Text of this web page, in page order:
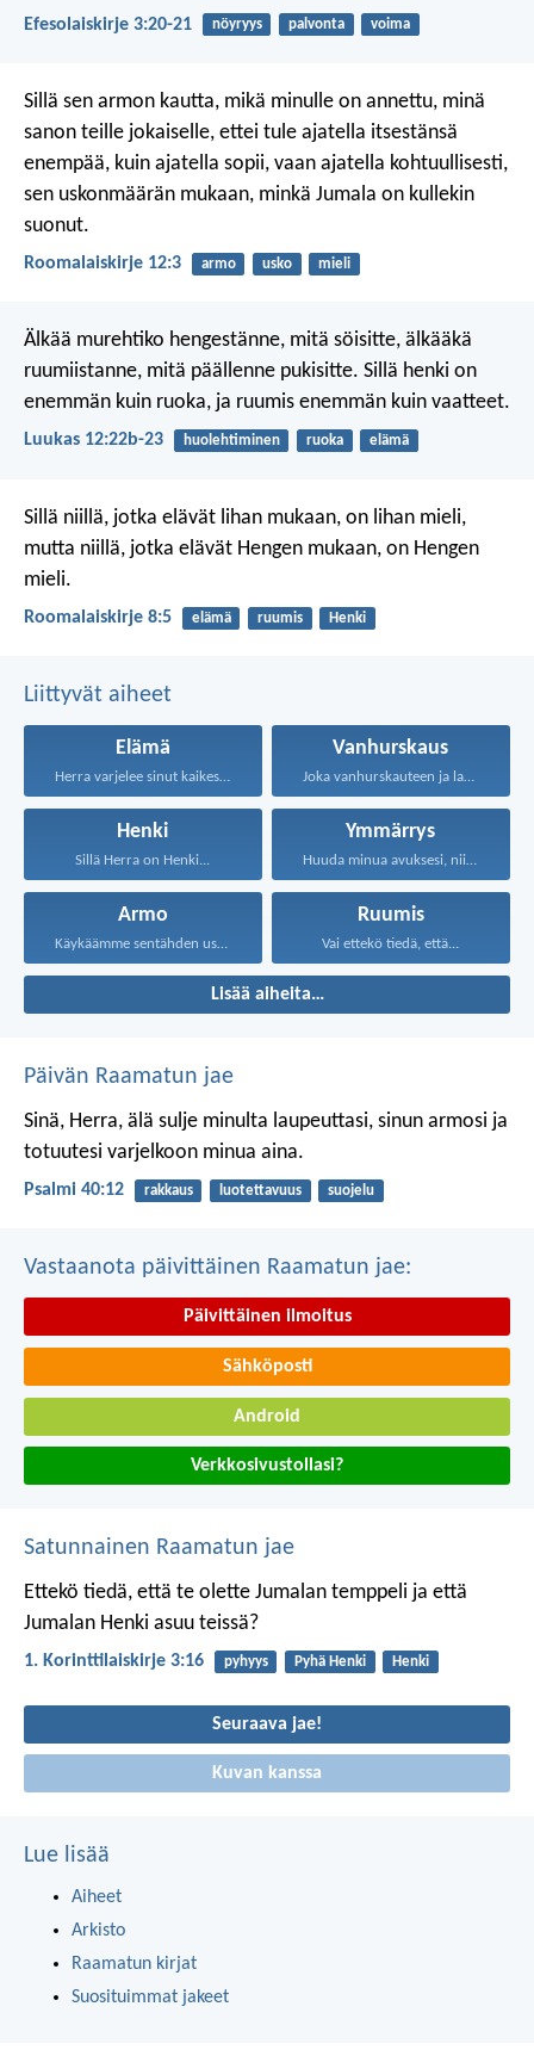
Efesolaiskirje 3:20-21 nöyryys palvonta voima
Sillä sen armon kautta, mikä minulle on annettu, minä
sanon teille jokaiselle, ettei tule ajatella itsestänsä
enempää, kuin ajatella sopii, vaan ajatella kohtuullisesti,
sen uskonmäärän mukaan, minkä Jumala on kullekin
suonut.
Roomalaiskirje 12:3 armo usko mieli
Älkää murehtiko hengestänne, mitä söisitte, älkääkä
ruumiistanne, mitä päällenne pukisitte. Sillä henki on
enemmän kuin ruoka, ja ruumis enemmän kuin vaatteet.
Luukas 12:22b-23 huolehtiminen ruoka elämä
Sillä niillä, jotka elävät lihan mukaan, on lihan mieli,
mutta niillä, jotka elävät Hengen mukaan, on Hengen
mieli.
Roomalaiskirje 8:5 elämä ruumis Henki
Liittyvät aiheet
Elämä
Herra varjelee sinut kaikesta...
Vanhurskaus
Joka vanhurskauteen ja laupeuteen...
Henki
Sillä Herra on Henki...
Ymmärrys
Huuda minua avuksesi, niin...
Armo
Käykäämme sentähden uskalluksella armon...
Ruumis
Vai ettekö tiedä, että...
Lisää aiheita…
Päivän Raamatun jae
Sinä, Herra, älä sulje minulta laupeuttasi, sinun armosi ja
totuutesi varjelkoon minua aina.
Psalmi 40:12 rakkaus luotettavuus suojelu
Vastaanota päivittäinen Raamatun jae:
Päivittäinen ilmoitus
Sähköposti
Android
Verkkosivustollasi?
Satunnainen Raamatun jae
Ettekö tiedä, että te olette Jumalan temppeli ja että
Jumalan Henki asuu teissä?
1. Korinttilaiskirje 3:16 pyhyys Pyhä Henki Henki
Seuraava jae!
Kuvan kanssa
Lue lisää
Aiheet
Arkisto
Raamatun kirjat
Suosituimmat jakeet